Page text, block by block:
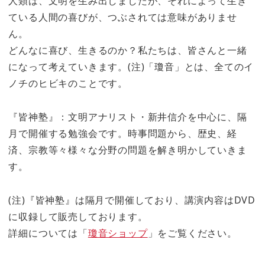
ている人間の喜びが、つぶされては意味がありませ
ん。
どんなに喜び、生きるのか？私たちは、皆さんと一緒
になって考えていきます。(注)「瓊音」とは、全てのイ
ノチのヒビキのことです。
『皆神塾』：文明アナリスト・新井信介を中心に、隔
月で開催する勉強会です。時事問題から、歴史、経
済、宗教等々様々な分野の問題を解き明かしていきま
す。
(注)『皆神塾』は隔月で開催しており、講演内容はDVD
に収録して販売しております。
詳細については「瓊音ショップ」をご覧ください。